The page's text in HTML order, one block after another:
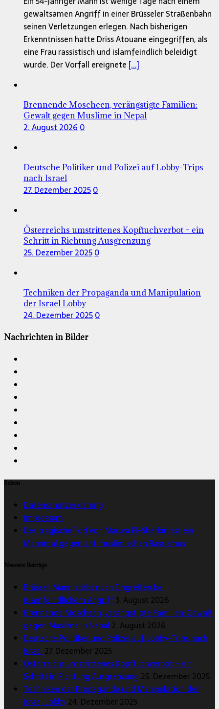
gewaltsamen Angriff in einer Brüsseler Straßenbahn
seinen Verletzungen erlegen. Nach bisherigen
Erkenntnissen hatte Driss Atouane eingegriffen, als
eine Frau rassistisch und islamfeindlich beleidigt
wurde. Der Vorfall ereignete [...]
Brennende Moscheen, verängstigte Familien:
Gewalt gegen Muslime in Nepal
2. August 2026 0
Deutsche Politiker und Polizei auf Lobby-Trips
nach Israel
27. Dezember 20250
Österreichs umstrittenes Kopftuchverbot – ein
Schritt in Richtung Ausgrenzung
25. Dezember 20250
Techniken der Propaganda und Manipulation
der Israel Lobby
24. Dezember 20250
Nachrichten in Bilder
Seiten
Datenschutzerklärung
Impressum
Der tragische Tod von Marwa El-Sherbini ist ein
Mahnmal gegen antimuslimischen Rassismus
Neueste Beiträge
Brüssel: Mann stirbt nach Eingreifen bei
islamfeindlichem Angriff3. August 2026
Brennende Moscheen, verängstigte Familien: Gewalt
gegen Muslime in Nepal2. August 2026
Deutsche Politiker und Polizei auf Lobby-Trips nach
Israel27. Dezember 2025
Österreichs umstrittenes Kopftuchverbot – ein
Schritt in Richtung Ausgrenzung 25. Dezember 2025
Techniken der Propaganda und Manipulation der
Israel Lobby24. Dezember 2025